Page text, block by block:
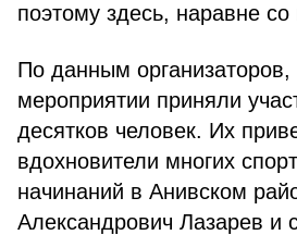
поэтому здесь, наравне
По данным организаторов,
мероприятии приняли
десятков человек. Их
вдохновители многих
начинаний в Анивском
Александрович Лазарев и